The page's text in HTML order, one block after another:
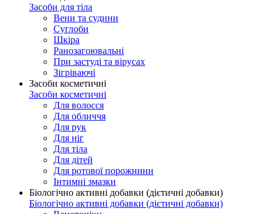
Засоби для тіла
Вени та судини
Суглоби
Шкіра
Ранозагоювальні
При застуді та вірусах
Зігріваючі
Засоби косметичні
Засоби косметичні
Для волосся
Для обличчя
Для рук
Для ніг
Для тіла
Для дітей
Для ротової порожнини
Інтимні змазки
Біологічно активні добавки (дієтичні добавки)
Біологічно активні добавки (дієтичні добавки)